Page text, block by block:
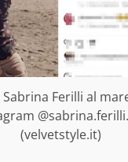
Ferilli al
(velvetstyle.it)